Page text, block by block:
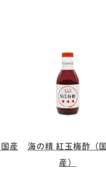
産
海の精 紅玉梅酢（国
産）